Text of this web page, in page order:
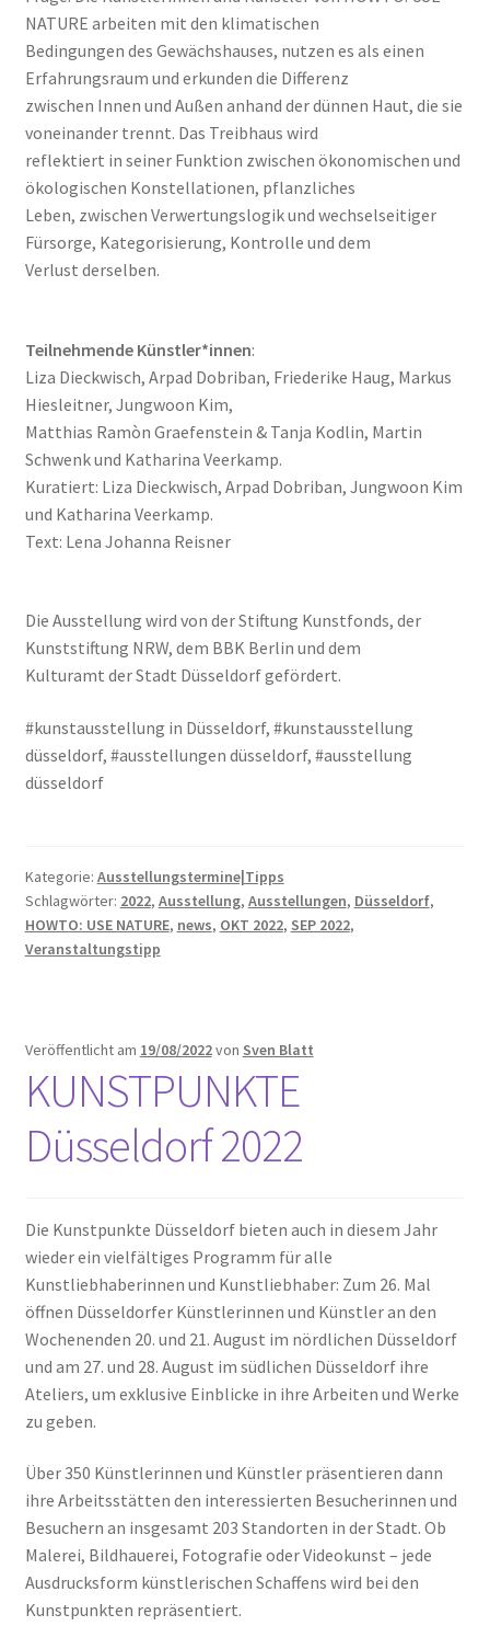
NATURE arbeiten mit den klimatischen
Bedingungen des Gewächshauses, nutzen es als einen
Erfahrungsraum und erkunden die Differenz
zwischen Innen und Außen anhand der dünnen Haut, die sie
voneinander trennt. Das Treibhaus wird
reflektiert in seiner Funktion zwischen ökonomischen und
ökologischen Konstellationen, pflanzliches
Leben, zwischen Verwertungslogik und wechselseitiger
Fürsorge, Kategorisierung, Kontrolle und dem
Verlust derselben.
Teilnehmende Künstler*innen:
Liza Dieckwisch, Arpad Dobriban, Friederike Haug, Markus
Hiesleitner, Jungwoon Kim,
Matthias Ramòn Graefenstein & Tanja Kodlin, Martin
Schwenk und Katharina Veerkamp.
Kuratiert: Liza Dieckwisch, Arpad Dobriban, Jungwoon Kim
und Katharina Veerkamp.
Text: Lena Johanna Reisner
Die Ausstellung wird von der Stiftung Kunstfonds, der
Kunststiftung NRW, dem BBK Berlin und dem
Kulturamt der Stadt Düsseldorf gefördert.
#kunstausstellung in Düsseldorf, #kunstausstellung
düsseldorf, #ausstellungen düsseldorf, #ausstellung
düsseldorf
Kategorie: Ausstellungstermine|Tipps
Schlagwörter: 2022, Ausstellung, Ausstellungen, Düsseldorf,
HOWTO: USE NATURE, news, OKT 2022, SEP 2022,
Veranstaltungstipp
Veröffentlicht am 19/08/2022von Sven Blatt
KUNSTPUNKTE
Düsseldorf 2022
Die Kunstpunkte Düsseldorf bieten auch in diesem Jahr
wieder ein vielfältiges Programm für alle
Kunstliebhaberinnen und Kunstliebhaber: Zum 26. Mal
öffnen Düsseldorfer Künstlerinnen und Künstler an den
Wochenenden 20. und 21. August im nördlichen Düsseldorf
und am 27. und 28. August im südlichen Düsseldorf ihre
Ateliers, um exklusive Einblicke in ihre Arbeiten und Werke
zu geben.
Über 350 Künstlerinnen und Künstler präsentieren dann
ihre Arbeitsstätten den interessierten Besucherinnen und
Besuchern an insgesamt 203 Standorten in der Stadt. Ob
Malerei, Bildhauerei, Fotografie oder Videokunst – jede
Ausdrucksform künstlerischen Schaffens wird bei den
Kunstpunkten repräsentiert.